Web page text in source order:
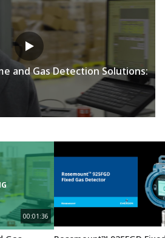
and Gas Detection Solutions:
00:01:36